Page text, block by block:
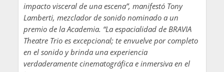
impacto visceral de una escena”, manifestó Tony
Lamberti, mezclador de sonido nominado a un
premio de la Academia. “La espacialidad de BRAVIA
Theatre Trio es excepcional; te envuelve por completo
en el sonido y brinda una experiencia
verdaderamente cinematográfica e inmersiva en el